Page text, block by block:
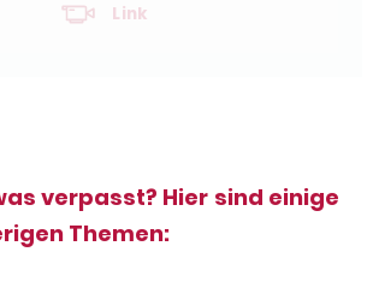
Link
verpasst? Hier sind einige
Themen: